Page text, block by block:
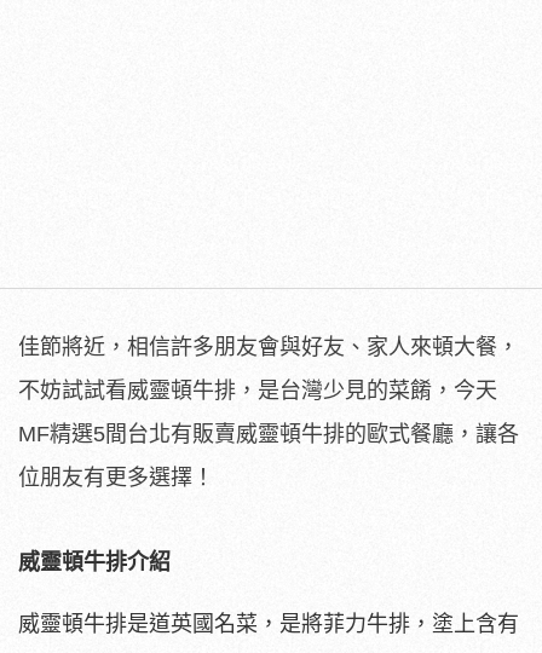
佳節將近，相信許多朋友會與好友、家人來頓大餐，
不妨試試看威靈頓牛排，是台灣少見的菜餚，今天
MF精選5間台北有販賣威靈頓牛排的歐式餐廳，讓各
位朋友有更多選擇！
威靈頓牛排介紹
威靈頓牛排是道英國名菜，是將菲力牛排，塗上含有